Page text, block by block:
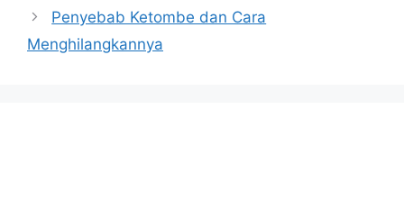
Penyebab Ketombe dan Cara
Menghilangkannya